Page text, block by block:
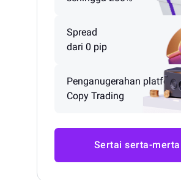
Spread
dari 0 pip
Penganugerahan platform
Copy Trading
Sertai serta-merta